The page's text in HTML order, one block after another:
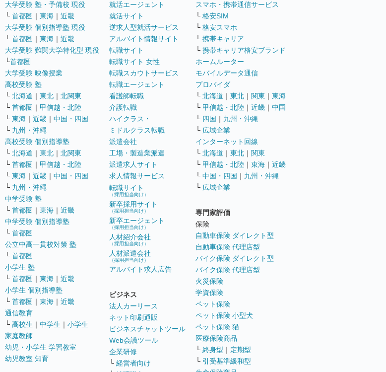
大学受験 塾・予備校 現役
└ 首都圏 ｜ 東海 ｜ 近畿
大学受験 個別指導塾 現役
└ 首都圏 ｜ 東海 ｜ 近畿
大学受験 難関大学特化型 現役
└首都圏
大学受験 映像授業
高校受験 塾
└ 北海道 ｜ 東北 ｜ 北関東
└ 首都圏 ｜ 甲信越・北陸
└ 東海 ｜ 近畿 ｜ 中国・四国
└ 九州・沖縄
高校受験 個別指導塾
└ 北海道 ｜ 東北 ｜ 北関東
└ 首都圏 ｜ 甲信越・北陸
└ 東海 ｜ 近畿 ｜ 中国・四国
└ 九州・沖縄
中学受験 塾
└ 首都圏 ｜ 東海 ｜ 近畿
中学受験 個別指導塾
└ 首都圏
公立中高一貫校対策 塾
└ 首都圏
小学生 塾
└ 首都圏 ｜ 東海 ｜ 近畿
小学生 個別指導塾
└ 首都圏 ｜ 東海 ｜ 近畿
通信教育
└ 高校生 ｜ 中学生 ｜ 小学生
家庭教師
幼児・小学生 学習教室
幼児教室 知育
就活エージェント
就活サイト
逆求人型就活サービス
アルバイト情報サイト
転職サイト
転職サイト 女性
転職スカウトサービス
転職エージェント
看護師転職
介護転職
ハイクラス・
ミドルクラス転職
派遣会社
工場・製造業派遣
派遣求人サイト
求人情報サービス
転職サイト
（採用担当向け）
新卒採用サイト
（採用担当向け）
新卒エージェント
（採用担当向け）
人材紹介会社
（採用担当向け）
人材派遣会社
（採用担当向け）
アルバイト求人広告
ビジネス
法人カーリース
ネット印刷通販
ビジネスチャットツール
Web会議ツール
企業研修
└ 経営者向け
スマホ・携帯通信サービス
└ 格安SIM
└ 格安スマホ
└ 携帯キャリア
└ 携帯キャリア格安ブランド
ホームルーター
モバイルデータ通信
プロバイダ
└ 北海道 ｜ 東北 ｜ 関東 ｜ 東海
└ 甲信越・北陸 ｜ 近畿 ｜ 中国
└ 四国 ｜ 九州・沖縄
└ 広域企業
インターネット回線
└ 北海道 ｜ 東北 ｜ 関東
└ 甲信越・北陸 ｜ 東海 ｜ 近畿
└ 中国・四国 ｜ 九州・沖縄
└ 広域企業
専門家評価
保険
自動車保険 ダイレクト型
自動車保険 代理店型
バイク保険 ダイレクト型
バイク保険 代理店型
火災保険
学資保険
ペット保険
ペット保険 小型犬
ペット保険 猫
医療保険商品
└ 終身型 ｜ 定期型
└ 引受基準緩和型